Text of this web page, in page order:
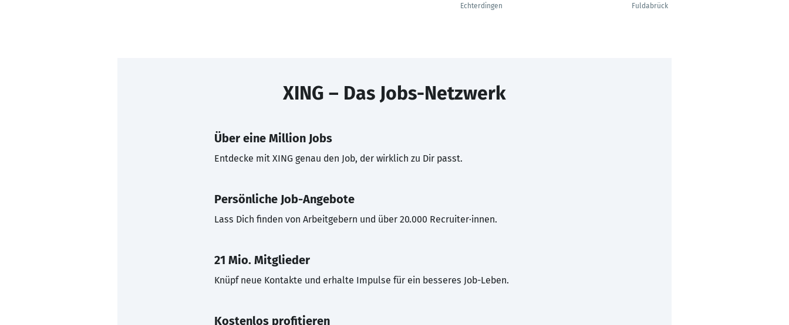
Echterdingen
Fuldabrück
XING – Das Jobs-Netzwerk
Über eine Million Jobs
Entdecke mit XING genau den Job, der wirklich zu Dir passt.
Persönliche Job-Angebote
Lass Dich finden von Arbeitgebern und über 20.000 Recruiter·innen.
21 Mio. Mitglieder
Knüpf neue Kontakte und erhalte Impulse für ein besseres Job-Leben.
Kostenlos profitieren